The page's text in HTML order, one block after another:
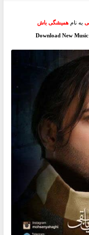
به نامهمیشگی باش
Download New Music